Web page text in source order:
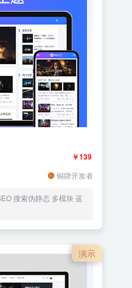
￥139
铜牌开发者
搜索伪静态 多模块 蓝
演示